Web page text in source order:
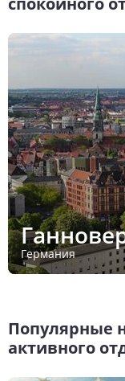
Германия
Популярные
активного